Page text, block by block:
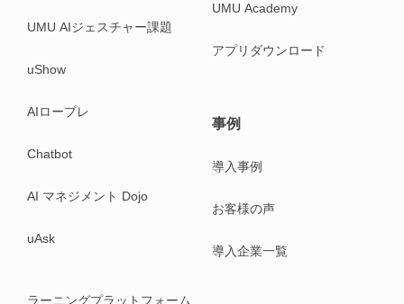
UMU AIジェスチャー課題
uShow
AIロープレ
Chatbot
AI マネジメント Dojo
uAsk
ラーニングプラットフォーム
UMU Academy
アプリダウンロード
事例
導入事例
お客様の声
導入企業一覧